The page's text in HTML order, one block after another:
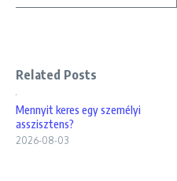
Related Posts
Mennyit keres egy személyi
asszisztens?
2026-08-03